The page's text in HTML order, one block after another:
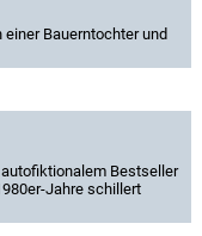
Bauerntochter und
autofiktionalem Bestseller
Jahre schillert